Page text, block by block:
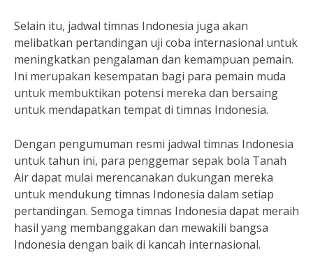
Selain itu, jadwal timnas Indonesia juga akan
melibatkan pertandingan uji coba internasional untuk
meningkatkan pengalaman dan kemampuan pemain.
Ini merupakan kesempatan bagi para pemain muda
untuk membuktikan potensi mereka dan bersaing
untuk mendapatkan tempat di timnas Indonesia.
Dengan pengumuman resmi jadwal timnas Indonesia
untuk tahun ini, para penggemar sepak bola Tanah
Air dapat mulai merencanakan dukungan mereka
untuk mendukung timnas Indonesia dalam setiap
pertandingan. Semoga timnas Indonesia dapat meraih
hasil yang membanggakan dan mewakili bangsa
Indonesia dengan baik di kancah internasional.